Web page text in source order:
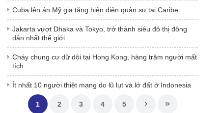
Cuba lên án Mỹ gia tăng hiện diện quân sự tại Caribe
Jakarta vượt Dhaka và Tokyo, trở thành siêu đô thị đông
dân nhất thế giới
Cháy chung cư dữ dội tại Hong Kong, hàng trăm người mất
tích
Ít nhất 10 người thiệt mạng do lũ lụt và lở đất ở Indonesia
1 2 3 4 5